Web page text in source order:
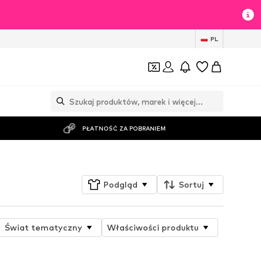
PL
PŁATNOŚĆ ZA POBRANIEM
Podgląd Sortuj
Świat tematyczny
Właściwości produktu